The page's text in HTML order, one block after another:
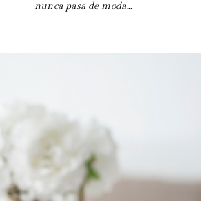
nunca pasa de moda...